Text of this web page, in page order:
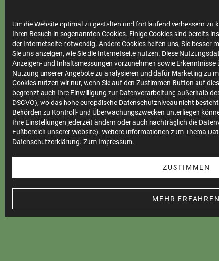
Um die Website optimal zu gestalten und fortlaufend verbessern
Ihren Besuch in sogenannten Cookies. Einige Cookies sind bereits
der Internetseite notwendig. Andere Cookies helfen uns, Sie besser
Sie uns anzeigen, wie Sie die Internetseite nutzen. Diese
Anzeigen- und Inhaltsmessungen vorzunehmen sowie Erkenntnisse
Nutzung unserer Angebote zu analysieren und dafür Marketing zu
Cookies nutzen wir nur, wenn Sie auf den Zustimmen-Button auf
begrenzt auch Ihre Einwilligung zur Datenverarbeitung außerhalb
DSGVO), wo das hohe europäische Datenschutzniveau nicht
Behörden zu Kontroll- und Überwachungszwecken unterliegen
Ihre Einstellungen jederzeit ändern oder auch nachträglich die
Fußbereich unserer Website). Weitere Informationen zum Thema
Datenschutzerklärung. Zum Impressum.
ZUSTIMMEN
MEHR
Ihre
Stadtwerke
Marktkommunikation
Vertrieb
Impressum
Datenschutz
Barrierefreiheit